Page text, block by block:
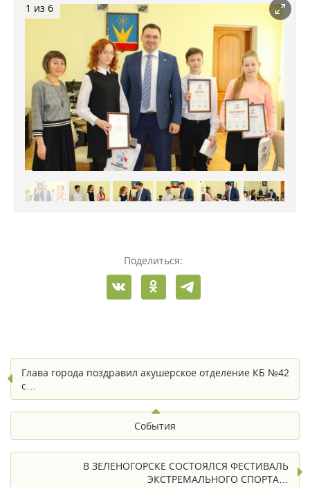
1 из 6
Поделиться:
Глава города поздравил акушерское отделение КБ №42
с…
События
В ЗЕЛЕНОГОРСКЕ СОСТОЯЛСЯ ФЕСТИВАЛЬ
ЭКСТРЕМАЛЬНОГО СПОРТА…